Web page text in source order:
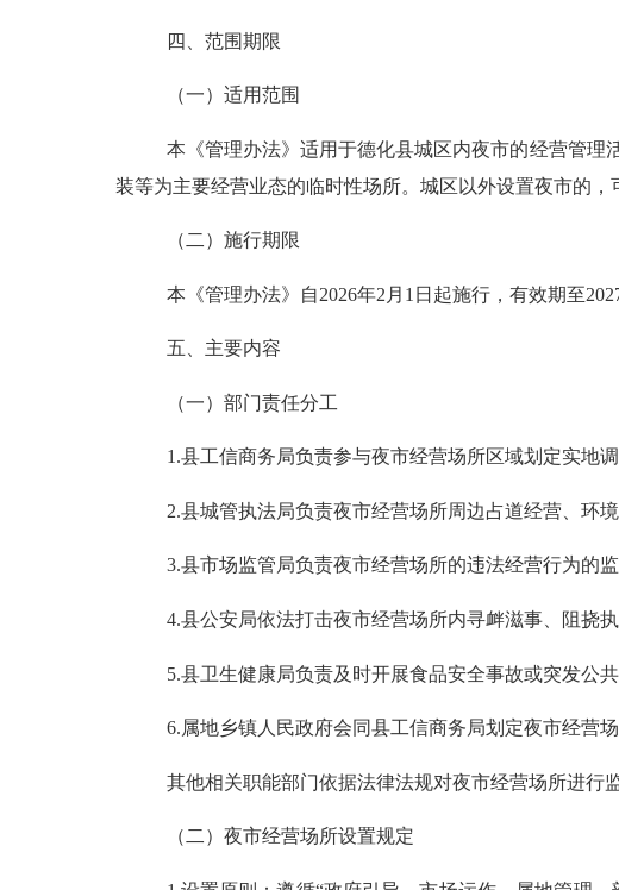
四 范围期限
（一） 适用范围
本《管理办法》适用于德化县城区内夜市的经营管理
装等为主要经营业态的临时性场所。城区以外设置夜市的，
（二）施行期限
本《管理办法》 自2026年2月1日 起施行， 有效期至
五、 主要内容
（一） 部门责任分工
1.县工信商务局负责参与夜市经营场所区域划定实地
2.县城管执法局负责夜市经营场所周边占道经营、环
3.县市场监管局负责夜市经营场所的违法经营行为的监
4.县公安局依法打击夜市经营场所内寻衅滋事、阻挠
5.县卫生健康局负责及时开展食品安全事故或突发公
6.属地乡镇人民政府会同县工信商务局划定夜市经营
其他相关职能部门依据法律法规对夜市经营场所进行
（二）夜市经营场所设置规定